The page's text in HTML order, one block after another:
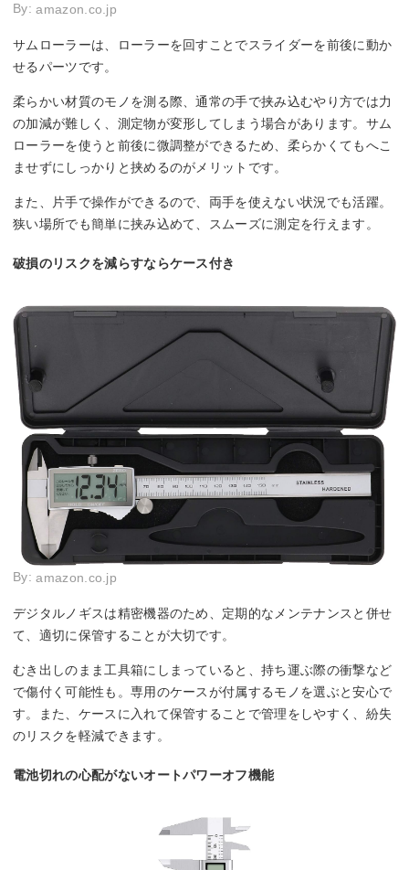
By:amazon.co.jp
サムローラーは、ローラーを回すことでスライダーを前後に動か
せるパーツです。
柔らかい材質のモノを測る際、通常の手で挟み込むやり方では力
の加減が難しく、測定物が変形してしまう場合があります。サム
ローラーを使うと前後に微調整ができるため、柔らかくてもへこ
ませずにしっかりと挟めるのがメリットです。
また、片手で操作ができるので、両手を使えない状況でも活躍。
狭い場所でも簡単に挟み込めて、スムーズに測定を行えます。
破損のリスクを減らすならケース付き
By:amazon.co.jp
デジタルノギスは精密機器のため、定期的なメンテナンスと併せ
て、適切に保管することが大切です。
むき出しのまま工具箱にしまっていると、持ち運ぶ際の衝撃など
で傷付く可能性も。専用のケースが付属するモノを選ぶと安心で
す。また、ケースに入れて保管することで管理をしやすく、紛失
のリスクを軽減できます。
電池切れの心配がないオートパワーオフ機能